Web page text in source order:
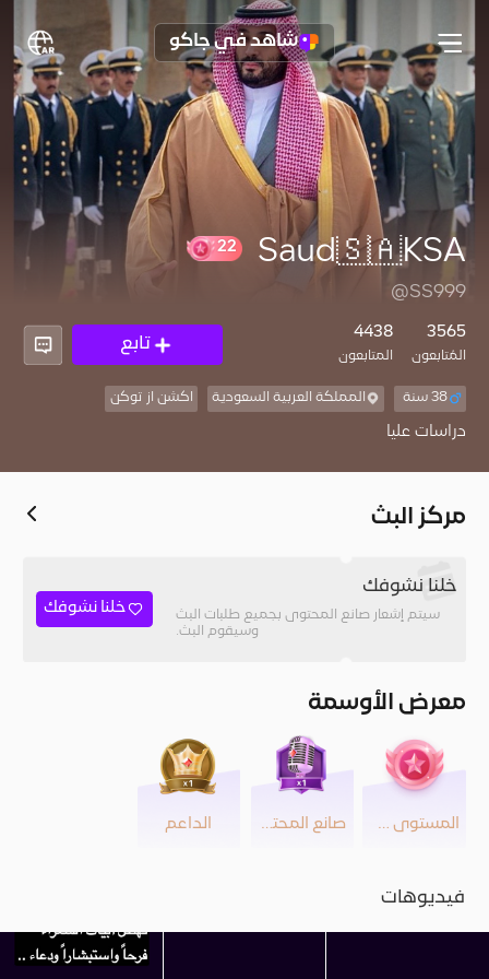
شاهد في جاكو
Saud🇸🇦KSA
@SS999
3565
المُتابعون
4438
المتابعون
تابع
38 سنة المملكة العربية السعودية اكشن از توكن
دراسات عليا
مركز البث
خلنا نشوفك
سيتم إشعار صانع المحتوى بجميع طلبات البث
وسيقوم البث.
خلنا نشوفك
معرض الأوسمة
المستوى 22 صانع المحتوى الداعم
فيديوهات